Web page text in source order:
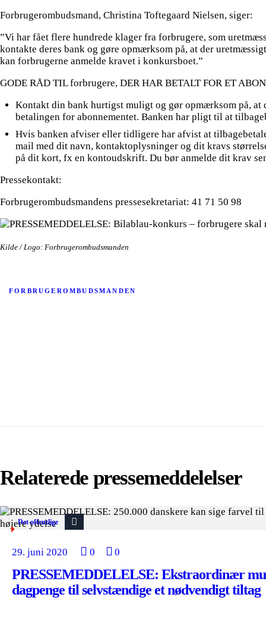
Forbrugerombudsmand, Christina Toftegaard Nielsen, siger:
”Vi har fået flere hundrede klager fra forbrugere, som
kontakte deres bank og gøre opmærksom på, at der
kan forbrugerne anmelde kravet i konkursboet.”
GODE RÅD TIL forbrugere, DER HAR BETALT FOR ET
Kontakt din bank hurtigst muligt og gør opmærksom på,
betalingen for abonnementet. Banken har pligt til at
Hvis banken afviser eller tidligere har afvist at
mail med dit navn, kontaktoplysninger og dit kravs
på dit kort, fx en kontoudskrift. Du bør anmelde dit krav
Pressekontakt:
Forbrugerombudsmandens pressesekretariat: 41 71 50 98
Kilde / Logo: Forbrugerombudsmanden
FORBRUGEROMBUDSMANDEN
Relaterede pressemeddelelser
Det offentlige
29. juni 2020 0 0
PRESSEMEDDELELSE: Ekstraordinær
dagpenge til selvstændige et nødvendigt tiltag